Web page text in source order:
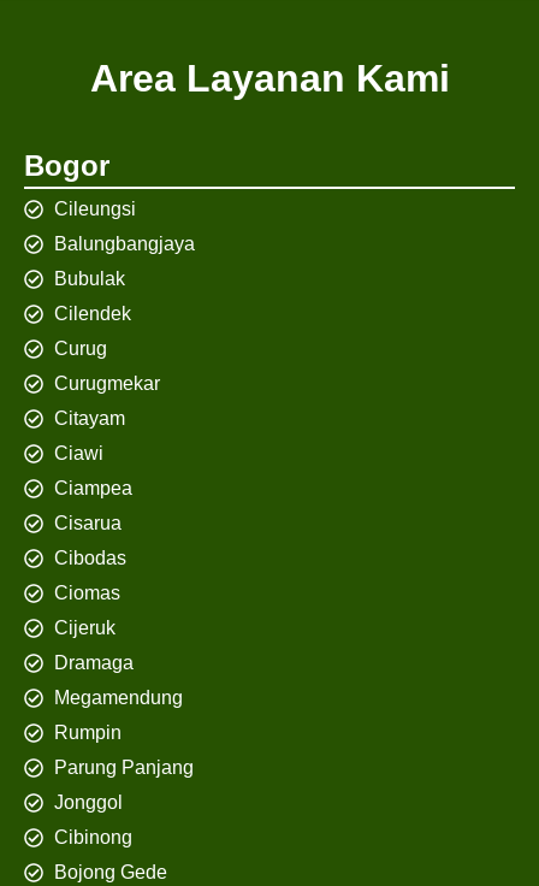
Area Layanan Kami
Bogor
Cileungsi
Balungbangjaya
Bubulak
Cilendek
Curug
Curugmekar
Citayam
Ciawi
Ciampea
Cisarua
Cibodas
Ciomas
Cijeruk
Dramaga
Megamendung
Rumpin
Parung Panjang
Jonggol
Cibinong
Bojong Gede